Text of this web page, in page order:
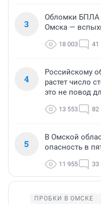
3
Обломки БПЛА
Омска —
18 003 41
4
Российскому
растет число
это не повод
13 553 82
5
В Омской
опасность в
11 955 33
ПРОБКИ В ОМСКЕ